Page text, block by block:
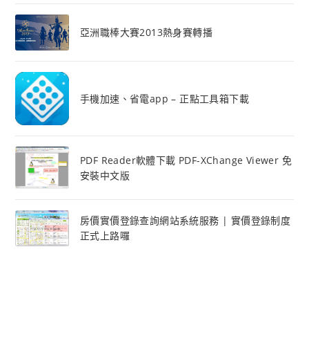
亞洲職棒大賽2013熱身賽轉播
手機加速、省電app – 正點工具箱下載
PDF Reader軟體下載 PDF-XChange Viewer 免
安裝中文版
房價實價登錄查詢網站系統服務 | 實價登錄制度
正式上路囉